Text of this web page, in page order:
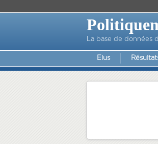
La base de données
Elus